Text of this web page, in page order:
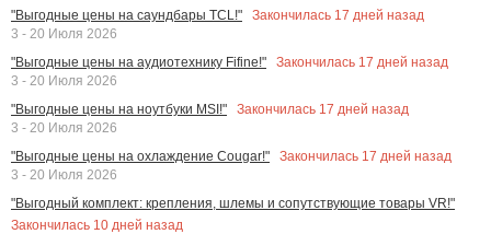
"Выгодные цены на саундбары TCL!"
Закончилась 17 дней назад
3 - 20 Июля 2026
"Выгодные цены на аудиотехнику Fifine!"
Закончилась 17 дней назад
3 - 20 Июля 2026
"Выгодные цены на ноутбуки MSI!"
Закончилась 17 дней назад
3 - 20 Июля 2026
"Выгодные цены на охлаждение Cougar!"
Закончилась 17 дней назад
3 - 20 Июля 2026
"Выгодный комплект: крепления, шлемы и сопутствующие товары VR!"
Закончилась 10 дней назад